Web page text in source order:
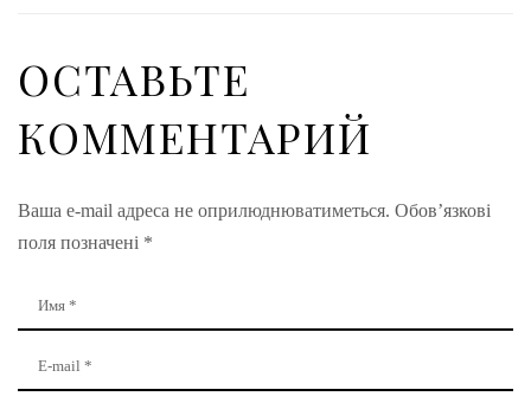
ОСТАВЬТЕ
КОММЕНТАРИЙ
Ваша e-mail адреса не оприлюднюватиметься. Обов’язкові
поля позначені *